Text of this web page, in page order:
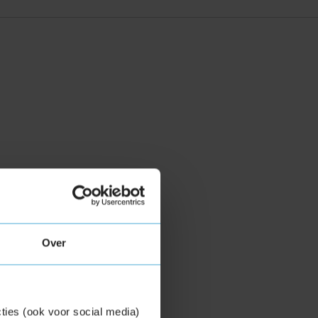
Over
(ook voor social media)